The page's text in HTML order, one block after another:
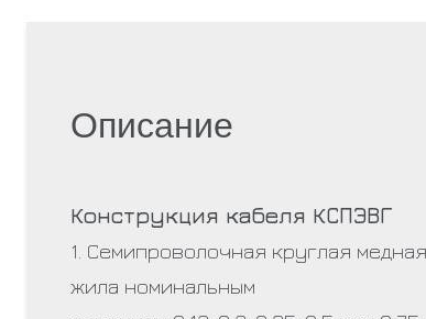
Описание
Конструкция кабеля КСПЭВГ
1. Семипроволочная круглая
жила номинальным